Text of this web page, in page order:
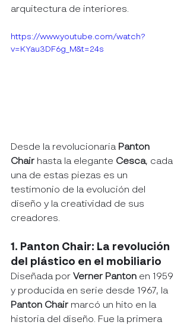
arquitectura de interiores.
https://www.youtube.com/watch?
v=KYau3DF6g_M&t=24s
Desde la revolucionaria Panton
Chair hasta la elegante Cesca, cada
una de estas piezas es un
testimonio de la evolución del
diseño y la creatividad de sus
creadores.
1. Panton Chair: La revolución
del plástico en el mobiliario
Diseñada por Verner Panton en 1959
y producida en serie desde 1967, la
Panton Chair marcó un hito en la
historia del diseño. Fue la primera